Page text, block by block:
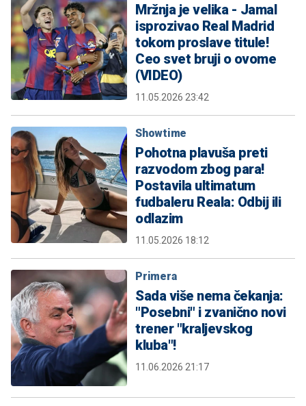
Mržnja je velika - Jamal
isprozivao Real Madrid
tokom proslave titule!
Ceo svet bruji o ovome
(VIDEO)
11.05.2026 23:42
Showtime
Pohotna plavuša preti
razvodom zbog para!
Postavila ultimatum
fudbaleru Reala: Odbij ili
odlazim
11.05.2026 18:12
Primera
Sada više nema čekanja:
"Posebni" i zvanično novi
trener "kraljevskog
kluba"!
11.06.2026 21:17